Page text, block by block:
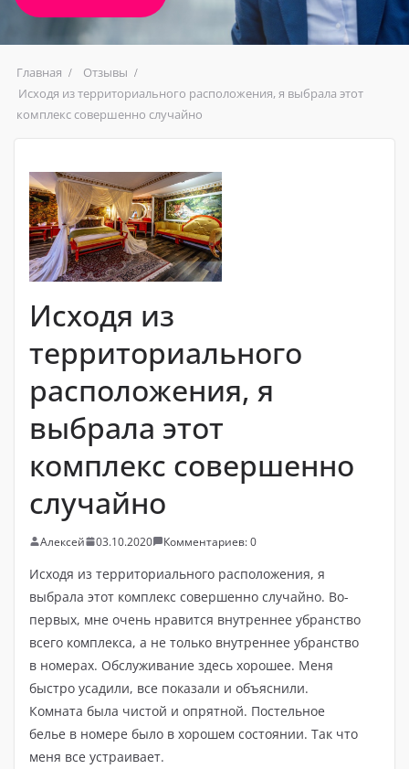
Главная
Отзывы
Исходя из территориального расположения, я выбрала этот
комплекс совершенно случайно
Исходя из
территориального
расположения, я
выбрала этот
комплекс совершенно
случайно
Алексей 03.10.2020 Комментариев: 0
Исходя из территориального расположения, я
выбрала этот комплекс совершенно случайно. Во-
первых, мне очень нравится внутреннее убранство
всего комплекса, а не только внутреннее убранство
в номерах. Обслуживание здесь хорошее. Меня
быстро усадили, все показали и объяснили.
Комната была чистой и опрятной. Постельное
белье в номере было в хорошем состоянии. Так что
меня все устраивает.